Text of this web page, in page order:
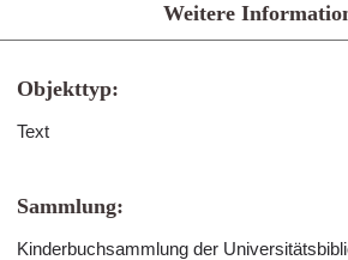
Weitere
Objekttyp:
Text
Sammlung:
Kinderbuchsammlung der